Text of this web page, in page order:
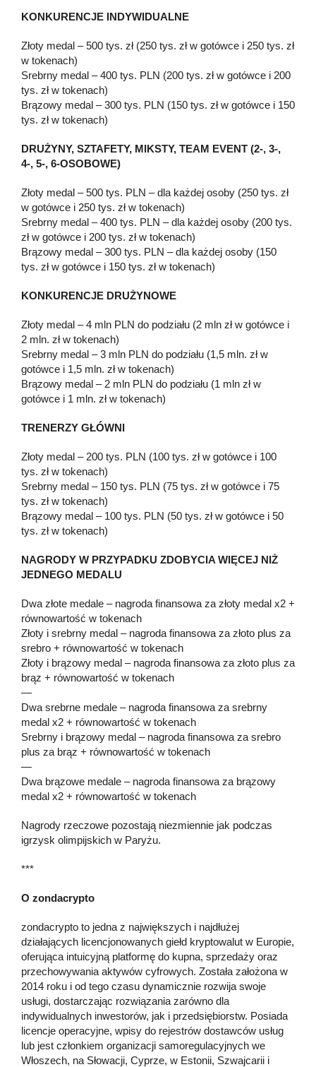
KONKURENCJE INDYWIDUALNE
Złoty medal – 500 tys. zł (250 tys. zł w gotówce i 250 tys. zł
w tokenach)
Srebrny medal – 400 tys. PLN (200 tys. zł w gotówce i 200
tys. zł w tokenach)
Brązowy medal – 300 tys. PLN (150 tys. zł w gotówce i 150
tys. zł w tokenach)
DRUŻYNY, SZTAFETY, MIKSTY, TEAM EVENT (2-, 3-,
4-, 5-, 6-OSOBOWE)
Złoty medal – 500 tys. PLN – dla każdej osoby (250 tys. zł
w gotówce i 250 tys. zł w tokenach)
Srebrny medal – 400 tys. PLN – dla każdej osoby (200 tys.
zł w gotówce i 200 tys. zł w tokenach)
Brązowy medal – 300 tys. PLN – dla każdej osoby (150
tys. zł w gotówce i 150 tys. zł w tokenach)
KONKURENCJE DRUŻYNOWE
Złoty medal – 4 mln PLN do podziału (2 mln zł w gotówce i
2 mln. zł w tokenach)
Srebrny medal – 3 mln PLN do podziału (1,5 mln. zł w
gotówce i 1,5 mln. zł w tokenach)
Brązowy medal – 2 mln PLN do podziału (1 mln zł w
gotówce i 1 mln. zł w tokenach)
TRENERZY GŁÓWNI
Złoty medal – 200 tys. PLN (100 tys. zł w gotówce i 100
tys. zł w tokenach)
Srebrny medal – 150 tys. PLN (75 tys. zł w gotówce i 75
tys. zł w tokenach)
Brązowy medal – 100 tys. PLN (50 tys. zł w gotówce i 50
tys. zł w tokenach)
NAGRODY W PRZYPADKU ZDOBYCIA WIĘCEJ NIŻ
JEDNEGO MEDALU
Dwa złote medale – nagroda finansowa za złoty medal x2 +
równowartość w tokenach
Złoty i srebrny medal – nagroda finansowa za złoto plus za
srebro + równowartość w tokenach
Złoty i brązowy medal – nagroda finansowa za złoto plus za
brąz + równowartość w tokenach
—
Dwa srebrne medale – nagroda finansowa za srebrny
medal x2 + równowartość w tokenach
Srebrny i brązowy medal – nagroda finansowa za srebro
plus za brąz + równowartość w tokenach
—
Dwa brązowe medale – nagroda finansowa za brązowy
medal x2 + równowartość w tokenach
Nagrody rzeczowe pozostają niezmiennie jak podczas
igrzysk olimpijskich w Paryżu.
***
O zondacrypto
zondacrypto to jedna z największych i najdłużej
działających licencjonowanych giełd kryptowalut w Europie,
oferująca intuicyjną platformę do kupna, sprzedaży oraz
przechowywania aktywów cyfrowych. Została założona w
2014 roku i od tego czasu dynamicznie rozwija swoje
usługi, dostarczając rozwiązania zarówno dla
indywidualnych inwestorów, jak i przedsiębiorstw. Posiada
licencje operacyjne, wpisy do rejestrów dostawców usług
lub jest członkiem organizacji samoregulacyjnych we
Włoszech, na Słowacji, Cyprze, w Estonii, Szwajcarii i